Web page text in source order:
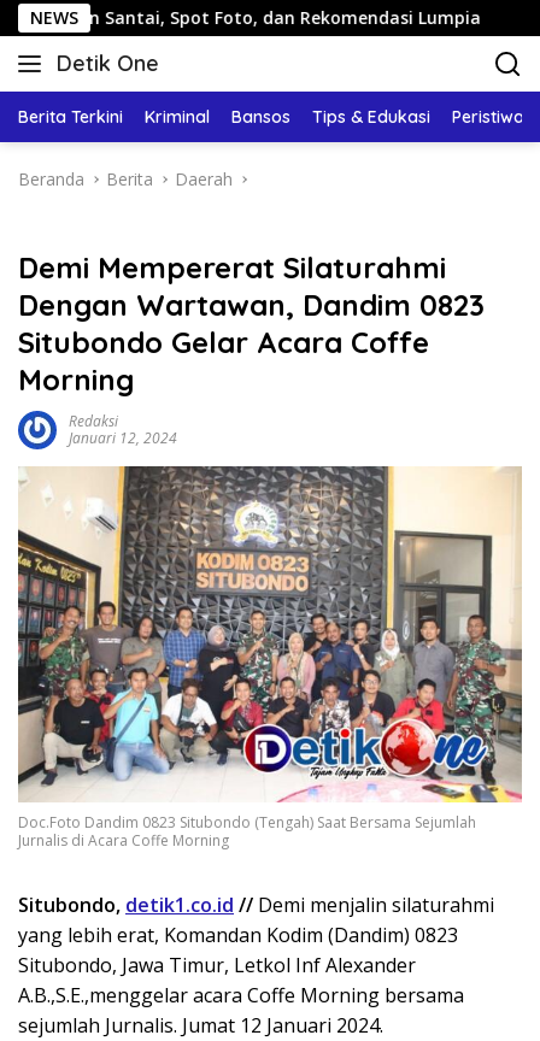
Langsung
ke
konten
NEWS
Spot Foto, dan Rekomendasi Lumpia Panduan
Detik One
Tajam
Fakta
Berita Terkini Kriminal Bansos Tips & Edukasi Peristiwa
Beranda Berita Daerah
Demi Mempererat Silaturahmi
Dengan Wartawan, Dandim 0823
Situbondo Gelar Acara Coffe
Morning
Redaksi
Januari 12, 2024
Doc.Foto Dandim 0823 Situbondo (Tengah) Saat Bersama Sejumlah
Jurnalis di Acara Coffe Morning
Situbondo, detik1.co.id // Demi menjalin silaturahmi
yang lebih erat, Komandan Kodim (Dandim) 0823
Situbondo, Jawa Timur, Letkol Inf Alexander
A.B.,S.E.,menggelar acara Coffe Morning bersama
sejumlah Jurnalis. Jumat 12 Januari 2024.